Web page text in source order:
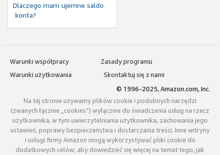
Dlaczego mam ujemne saldo
konta?
Warunki współpracy
Zasady programu
Warunki użytkowania
Skontaktuj się z nami
© 1996-2025, Amazon.com, Inc.
Na tej stronie używamy plików cookie i podobnych narzędzi
(zwanych łącznie „cookies”) wyłącznie do świadczenia usług na rzecz
użytkownika, w tym uwierzytelniania użytkownika, zachowania jego
ustawień, poprawy bezpieczeństwa i dostarczania treści. Inne witryny
i usługi firmy Amazon mogą wykorzystywać pliki cookie do
dodatkowych celów; aby dowiedzieć się więcej na temat tego, jak